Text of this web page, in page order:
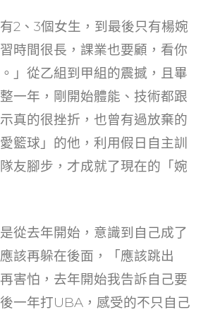
2、3個女生，到最後只有楊婉
時間很長，課業也要顧，看你
」從乙組到甲組的震撼，且畢
一年，剛開始體能、技術都跟
真的很挫折，也曾有過放棄的
籃球」的他，利用假日自主訓
友腳步，才成就了現在的「婉
從去年開始，意識到自己成了
該再躲在後面，「應該跳出
害怕，去年開始我告訴自己要
一年打UBA，感受的不只自己